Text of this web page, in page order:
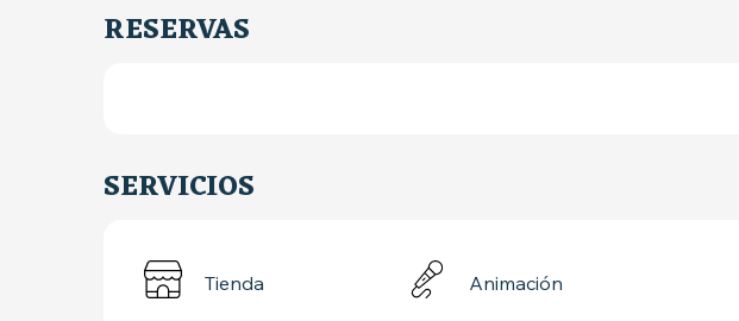
RESERVAS
SERVICIOS
Tienda Animación